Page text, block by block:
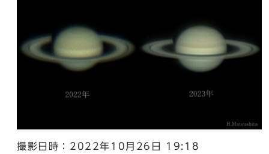
撮影日時：2022年10月26日 19:18